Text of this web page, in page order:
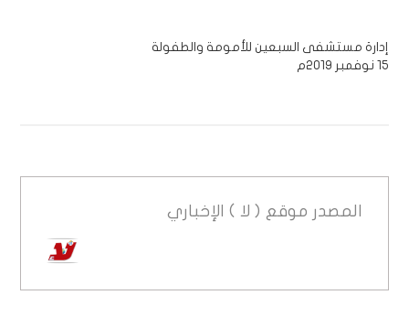
إدارة مستشفى السبعين للأمومة والطفولة
15 نوفمبر 2019م
المصدر موقع ( لا ) الإخباري